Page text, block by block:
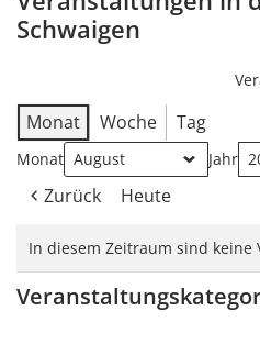
Schwaigen
Monat Woche Tag
Monat Jahr
Zurück Heute
In diesem Zeitraum sind keine